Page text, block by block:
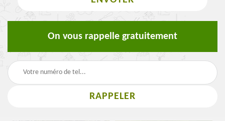
On vous rappelle gratuitement